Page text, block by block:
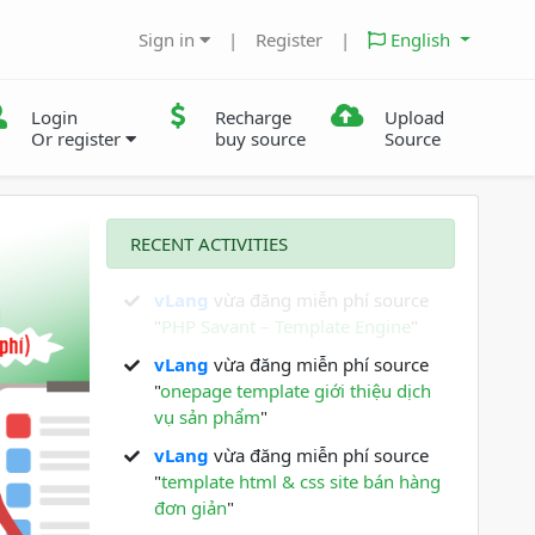
Sign in | Register | English
Login
Or register
Recharge
buy source
Upload
Source
Next
RECENT ACTIVITIES
vLang vừa đăng miễn phí source
"PHP Savant – Template Engine"
vLang vừa đăng miễn phí source
"onepage template giới thiệu dịch
vụ sản phẩm"
vLang vừa đăng miễn phí source
"template html & css site bán hàng
đơn giản"